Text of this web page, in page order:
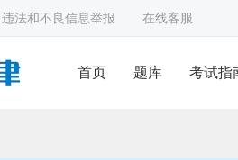
违法和不良信息举报 在线客服
首页 题库 考试指